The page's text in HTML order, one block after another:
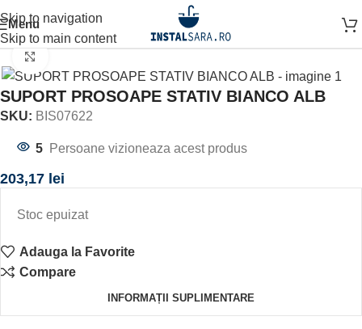
Skip to navigation
Skip to main content
Menu
Prima pagină ACCESORII BAIE ACCESORIU STATIV
SUPORT PROSOAPE STATIV BIANCO ALB
SKU: BIS07622
5 Persoane vizioneaza acest produs
203,17 lei
Stoc epuizat
Adauga la Favorite
Compare
INFORMAȚII SUPLIMENTARE